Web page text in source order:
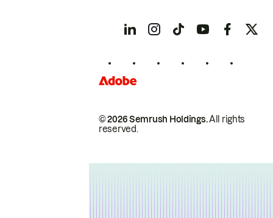
© 2026 Semrush Holdings.All rights
reserved.